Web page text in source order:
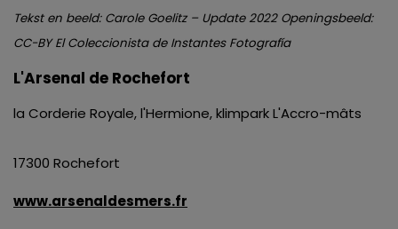
Tekst en beeld: Carole Goelitz – Update 2022 Openingsbeeld:
CC-BY El Coleccionista de Instantes Fotografía
L'Arsenal de Rochefort
la Corderie Royale, l'Hermione, klimpark L'Accro-mâts
17300 Rochefort
www.arsenaldesmers.fr